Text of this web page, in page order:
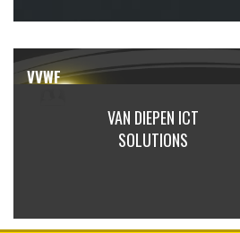
VVWF
VAN DIEPEN ICT
SOLUTIONS